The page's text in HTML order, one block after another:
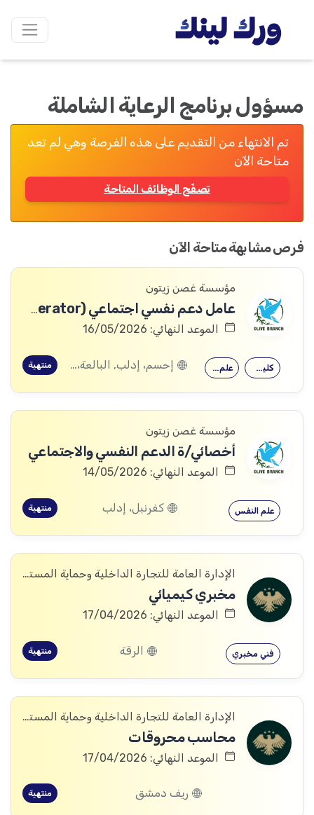
مسؤول برنامج الرعاية الشاملة
تم الانتهاء من التقديم على هذه الفرصة وهي لم تعد
متاحة الآن
تصفّح الوظائف المتاحة
فرص مشابهة متاحة الآن
مؤسسة غصن زيتون
عامل دعم نفسي اجتماعي (PSS Operator)
الموعد النهائي: 16/05/2026
علم النفس كلية التربية إحسم، إدلب, البالعة، إدلب, بليون، إدلب, مرعيان، إدلب منتهية
مؤسسة غصن زيتون
أخصائي/ة الدعم النفسي والاجتماعي
الموعد النهائي: 14/05/2026
علم النفس كفرنبل، إدلب منتهية
الإدارة العامة للتجارة الداخلية وحماية المستهلك
مخبري كيميائي
الموعد النهائي: 17/04/2026
فني مخبري الرقة منتهية
الإدارة العامة للتجارة الداخلية وحماية المستهلك
محاسب محروقات
الموعد النهائي: 17/04/2026
ريف دمشق منتهية